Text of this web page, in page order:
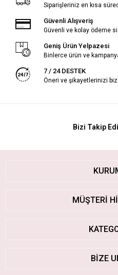
Siparişleriniz en kısa
Güvenli Alışveriş
Güvenli ve kolay ödeme
Geniş Ürün Yelpazesi
Binlerce ürün ve
7 / 24 DESTEK
Öneri ve şikayetlerinizi
Bizi Takip
MÜŞTERİ
BİZE